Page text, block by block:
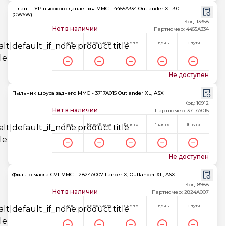
Шланг ГУР высокого давления MMC - 4455A334 Outlander XL 3.0
(CW6W)
Нет в наличии
Код: 13358
Партномер: 4455A334
Киев Киев 3 часа Днепр 1 день В пути
Не доступен
Пыльник шруса заднего MMC - 3717A015 Outlander XL, ASX
Нет в наличии
Код: 10912
Партномер: 3717A015
Киев Киев 3 часа Днепр 1 день В пути
Не доступен
Фильтр масла CVT MMC - 2824A007 Lancer X, Outlander XL, ASX
Нет в наличии
Код: 8988
Партномер: 2824A007
Киев Киев 3 часа Днепр 1 день В пути